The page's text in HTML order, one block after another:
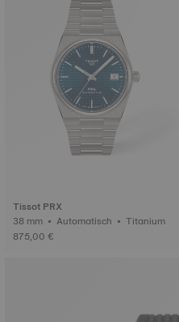
Tissot PRX
38 mm • Automatisch • Titanium
875,00 €